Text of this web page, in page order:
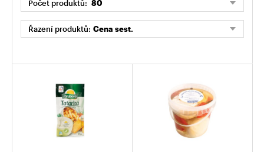
Počet produktů: 80
Řazení produktů: Cena sest.